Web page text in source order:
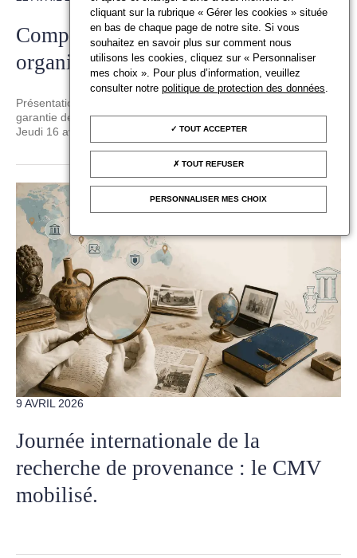
Compte-rendu du webinaire
organisé par les Douanes
Présentation du nouveau code des douanes et actualité sur la
garantie des métaux précieux.
Jeudi 16 avril 2026
9 AVRIL 2026
Journée internationale de la
recherche de provenance : le CMV
mobilisé.
cliquant sur la rubrique « Gérer les cookies » située
en bas de chaque page de notre site. Si vous
souhaitez en savoir plus sur comment nous
utilisons les cookies, cliquez sur « Personnaliser
mes choix ». Pour plus d’information, veuillez
consulter notrepolitique de protection des données.
TOUT ACCEPTER
TOUT REFUSER
PERSONNALISER MES CHOIX